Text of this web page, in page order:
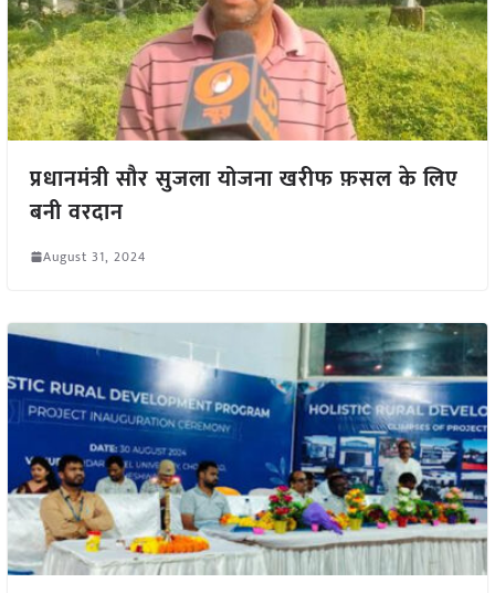
प्रधानमंत्री सौर सुजला योजना खरीफ फ़सल के लिए
बनी वरदान
August 31, 2024